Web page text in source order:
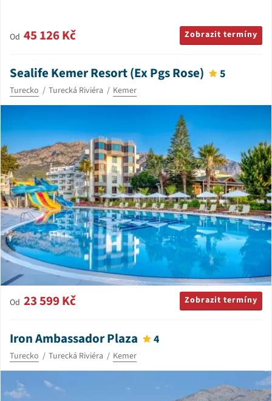
Od 45 126 Kč Zobrazit termíny
Sealife Kemer Resort (Ex Pgs Rose) 5
Turecko Turecká Riviéra Kemer
Od 23 599 Kč Zobrazit termíny
Iron Ambassador Plaza 4
Turecko Turecká Riviéra Kemer